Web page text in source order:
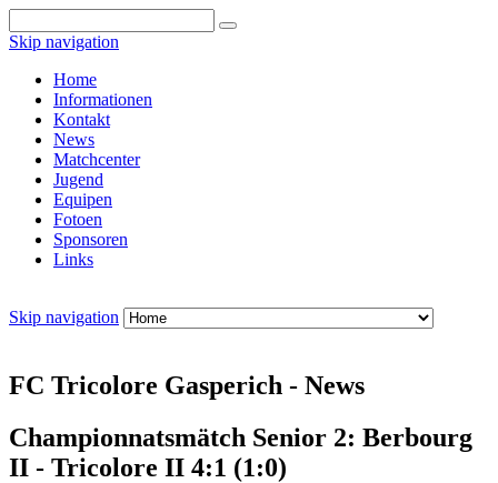
Skip navigation
Home
Informationen
Kontakt
News
Matchcenter
Jugend
Equipen
Fotoen
Sponsoren
Links
Skip navigation
FC Tricolore Gasperich - News
Championnatsmätch Senior 2: Berbourg
II - Tricolore II 4:1 (1:0)